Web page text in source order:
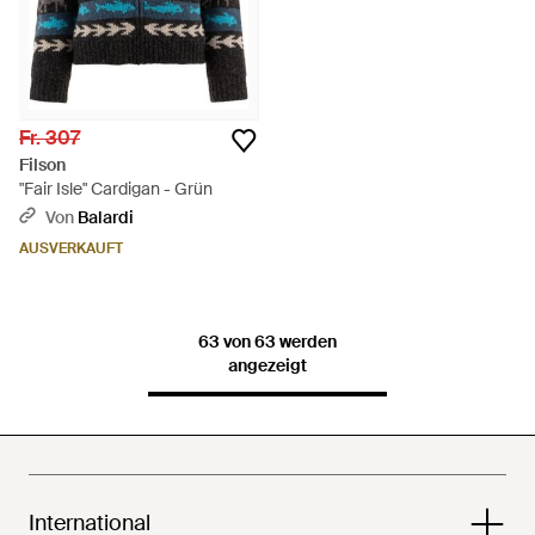
Fr. 307
Filson
"Fair Isle" Cardigan - Grün
Von Balardi
AUSVERKAUFT
63 von 63 werden
angezeigt
International